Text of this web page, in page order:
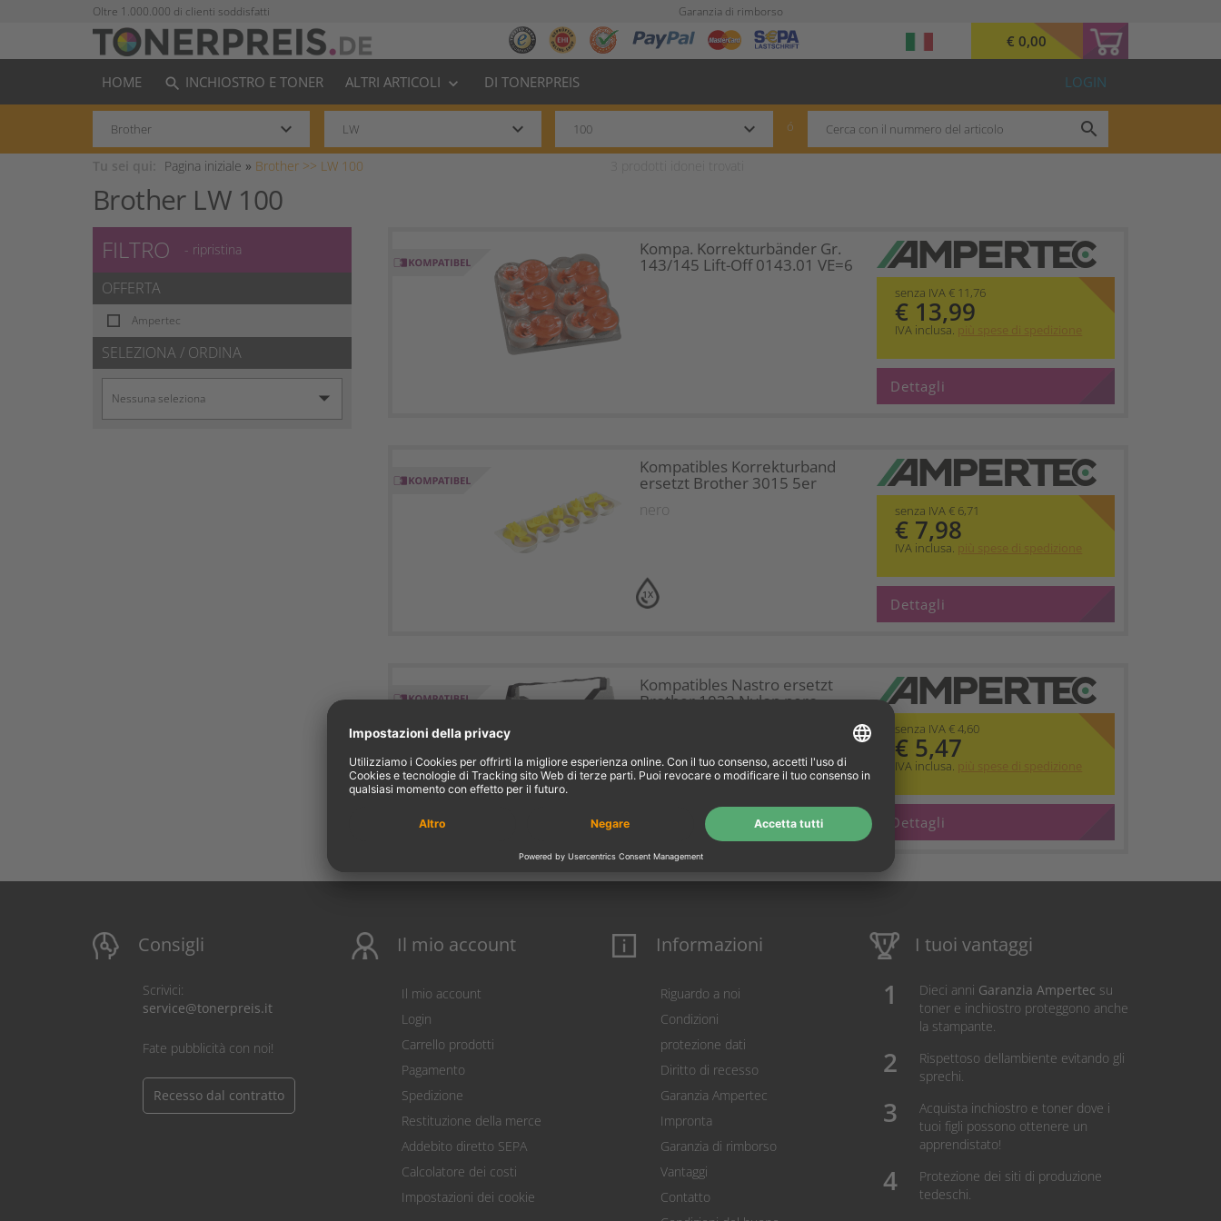
Oltre 1.000.000 di clienti soddisfatti Garanzia di rimborso
€ 0,00
HOME search INCHIOSTRO E TONER ALTRI ARTICOLI keyboard_arrow_down DI TONERPREIS LOGIN
keyboard_arrow_down keyboard_arrow_down keyboard_arrow_down ó search
Pagina iniziale » Brother >> LW 100
Brother LW 100
FILTRO - ripristina
OFFERTA
Ampertec
SELEZIONA / ORDINA
Kompa. Korrekturbänder Gr.
143/145 Lift-Off 0143.01 VE=6
senza IVA € 11,76
€ 13,99
IVA inclusa. più spese di spedizione
Dettagli
1X
Kompatibles Korrekturband
ersetzt Brother 3015 5er
nero senza IVA € 6,71
€ 7,98
IVA inclusa. più spese di spedizione
Dettagli
Kompatibles Nastro ersetzt
Brother 1032 Nylon nero
senza IVA € 4,60
€ 5,47
IVA inclusa. più spese di spedizione
Dettagli
Consigli
Scrivici:
service@tonerpreis.it
Fate pubblicità con noi!
Recesso dal contratto
Il mio account
Il mio account
Login
Carrello prodotti
Pagamento
Spedizione
Restituzione della merce
Addebito diretto SEPA
Calcolatore dei costi
Impostazioni dei cookie
Informazioni
Riguardo a noi
Condizioni
protezione dati
Diritto di recesso
Garanzia Ampertec
Impronta
Garanzia di rimborso
Vantaggi
Contatto
I tuoi vantaggi
Dieci anni Garanzia Ampertec su
toner e inchiostro proteggono anche
la stampante.
Rispettoso dellambiente evitando gli
sprechi.
Acquista inchiostro e toner dove i
tuoi figli possono ottenere un
apprendistato!
Protezione dei siti di produzione
tedeschi.